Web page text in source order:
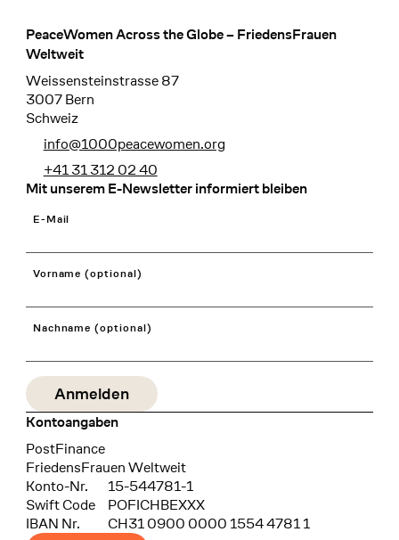
Footer
PeaceWomen Across the Globe – FriedensFrauen
Weltweit
Weissensteinstrasse 87
3007 Bern
Schweiz
info@1000peacewomen.org
+41 31 312 02 40
Mit unserem E-Newsletter informiert bleiben
E-Mail
Vorname (optional)
Nachname (optional)
Kontoangaben
Bank
PostFinance
Recipient
FriedensFrauen Weltweit
Konto-Nr.
15-544781-1
Swift Code
POFICHBEXXX
IBAN Nr.
CH31 0900 0000 1554 4781 1